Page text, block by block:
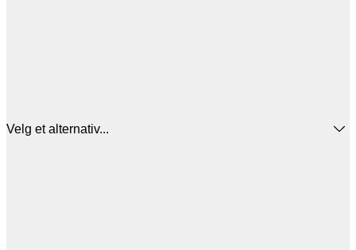
Velg et alternativ...